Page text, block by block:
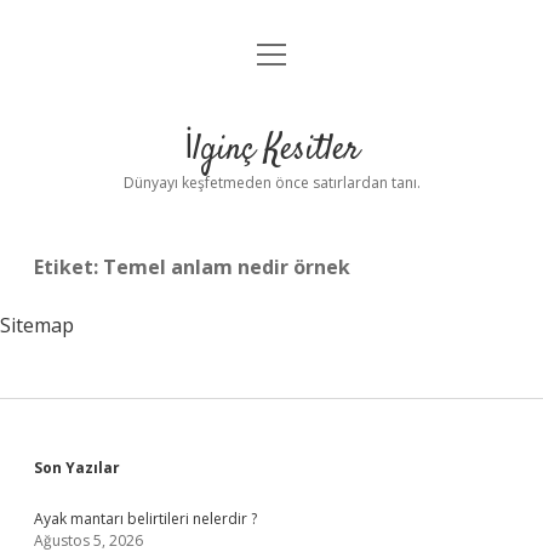
Anasayfa
Yasal Uyarı
menüyü
İlginç Kesitler
Dünyayı keşfetmeden önce satırlardan tanı.
Etiket: Temel anlam nedir örnek
Sitemap
Sidebar
Son Yazılar
Ayak mantarı belirtileri nelerdir ?
Ağustos 5, 2026